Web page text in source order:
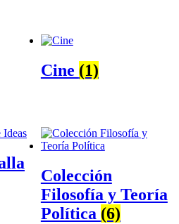
Cine (1)
Colección
Filosofía y Teoría
Política (6)